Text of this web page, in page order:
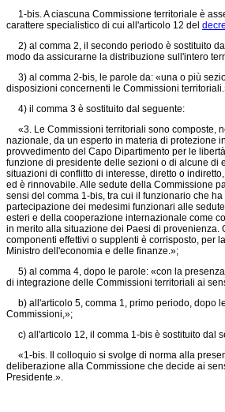
1-bis. A ciascuna Commissione territoriale è
carattere specialistico di cui all'articolo 12 del
2) al comma 2, il secondo periodo è sostituito
modo da assicurarne la distribuzione sull'intero
3) al comma 2-bis, le parole da: «una o più
disposizioni concernenti le Commissioni
4) il comma 3 è sostituito dal seguente:
«3. Le Commissioni territoriali sono composte,
nazionale, da un esperto in materia di protezione
provvedimento del Capo Dipartimento per le
funzione di presidente delle sezioni o di alcune di
situazioni di conflitto di interesse, diretto o
ed è rinnovabile. Alle sedute della Commissione
sensi del comma 1-bis, tra cui il funzionario che
partecipazione dei medesimi funzionari alle
esteri e della cooperazione internazionale come
in merito alla situazione dei Paesi di
componenti effettivi o supplenti è corrisposto, per
Ministro dell'economia e delle finanze.»;
5) al comma 4, dopo le parole: «con la
di integrazione delle Commissioni territoriali ai
b) all'articolo 5, comma 1, primo periodo, dopo
Commissioni,»;
c) all'articolo 12, il comma 1-bis è sostituito dal
«1-bis. Il colloquio si svolge di norma alla
deliberazione alla Commissione che decide ai
Presidente.».